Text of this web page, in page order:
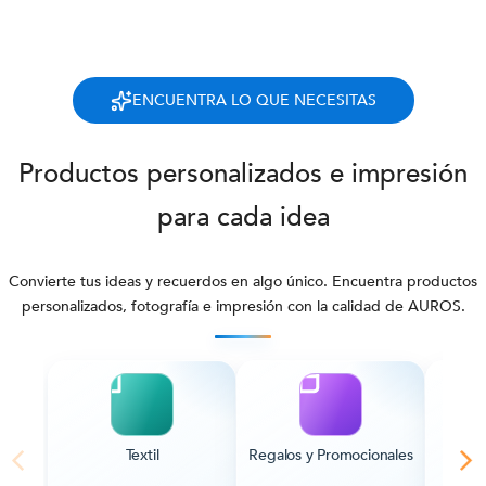
ENCUENTRA LO QUE NECESITAS
Productos personalizados e impresión
para cada idea
Convierte tus ideas y recuerdos en algo único. Encuentra productos
personalizados, fotografía e impresión con la calidad de AUROS.
Textil Regalos y Promocionales